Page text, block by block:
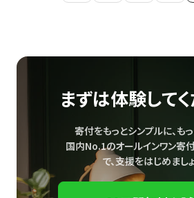
まずは体験してく
寄付をもっとシンプルに、も
国内No.1のオールインワン寄
で、支援をはじめましょ